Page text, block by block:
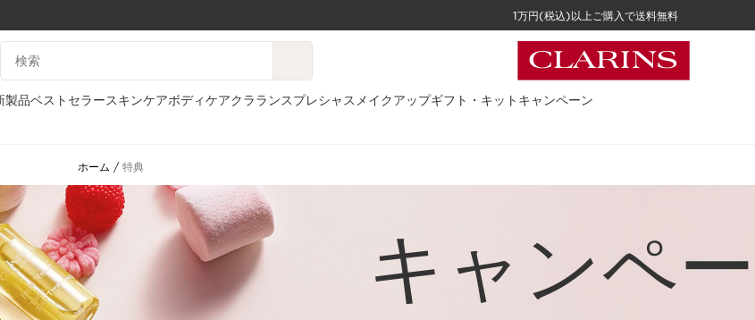
コンテンツへ移動
1万円(税込)以上ご購入で送料無料
検索候補
製品ベストセラースキンケアボディケアクラランスプレシャス メイクアップギフト・キット キャンペーン
ホーム 特典
キャンペ